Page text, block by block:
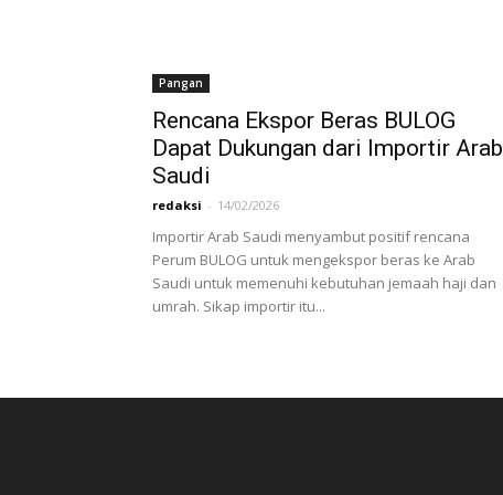
Pangan
Rencana Ekspor Beras BULOG
Dapat Dukungan dari Importir Arab
Saudi
redaksi - 14/02/2026
Importir Arab Saudi menyambut positif rencana
Perum BULOG untuk mengekspor beras ke Arab
Saudi untuk memenuhi kebutuhan jemaah haji dan
umrah. Sikap importir itu...